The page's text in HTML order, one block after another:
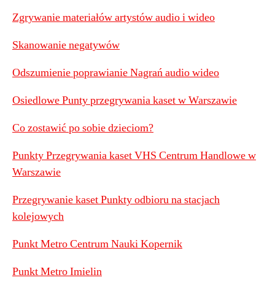
Zgrywanie materiałów artystów audio i wideo
Skanowanie negatywów
Odszumienie poprawianie Nagrań audio wideo
Osiedlowe Punty przegrywania kaset w Warszawie
Co zostawić po sobie dzieciom?
Punkty Przegrywania kaset VHS Centrum Handlowe w
Warszawie
Przegrywanie kaset Punkty odbioru na stacjach
kolejowych
Punkt Metro Centrum Nauki Kopernik
Punkt Metro Imielin